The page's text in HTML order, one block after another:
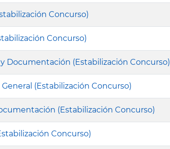
Concurso)
Concurso)
Documentación (Estabilización Concurso)
(Estabilización Concurso)
(Estabilización Concurso)
Concurso)